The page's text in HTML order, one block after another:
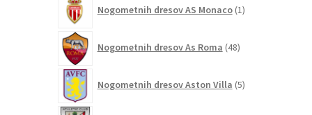
Nogometnih dresov AS Monaco 1izdelek
Nogometnih dresov As Roma 48izdelkov
Nogometnih dresov Aston Villa 5izdelkov